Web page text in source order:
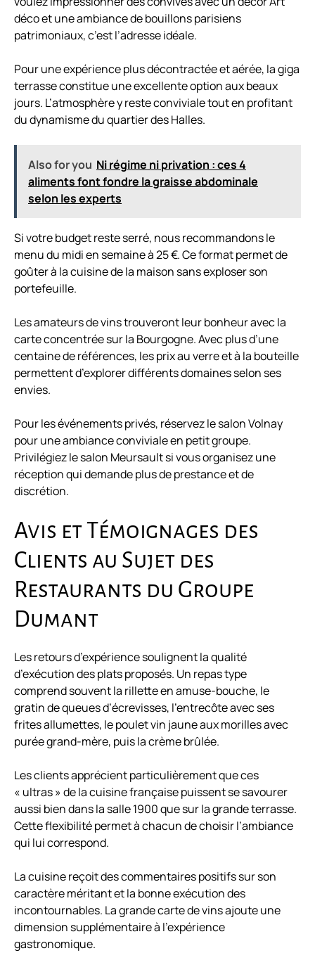
déco et une ambiance debouillons parisiens
patrimoniaux, c’est l’adresse idéale.
Pour une expérience plus décontractée et aérée, la giga
terrasse constitue une excellente option aux beaux
jours. L’atmosphère y reste conviviale tout en profitant
du dynamisme du quartier des Halles.
Also for you Ni régime ni privation : ces 4
aliments font fondre la graisse abdominale
selon les experts
Si votre budget reste serré, nous recommandons le
menu du midi en semaine à 25 €. Ce format permet de
goûter à la cuisine de la maison sans exploser son
portefeuille.
Les amateurs de vins trouveront leur bonheur avec la
carte concentrée sur la Bourgogne. Avec plus d’une
centaine de références, les prix au verre et à la bouteille
permettent d’explorer différents domaines selon ses
envies.
Pour les événements privés, réservez le salon Volnay
pour une ambiance conviviale en petit groupe.
Privilégiez le salon Meursault si vous organisez une
réception qui demande plus de prestance et de
discrétion.
Avis et Témoignages des
Clients au Sujet des
Restaurants du Groupe
Dumant
Les retours d’expérience soulignent la qualité
d’exécution des plats proposés. Un repas type
comprend souvent la rillette en amuse-bouche, le
gratin de queues d’écrevisses, l’entrecôte avec ses
frites allumettes, le poulet vin jaune aux morilles avec
purée grand-mère, puis la crème brûlée.
Les clients apprécient particulièrement que ces
« ultras » de la cuisine française puissent se savourer
aussi bien dans la salle 1900 que sur la grande terrasse.
Cette flexibilité permet à chacun de choisir l’ambiance
qui lui correspond.
La cuisine reçoit des commentaires positifs sur son
caractère méritant et la bonne exécution des
incontournables. La grande carte de vins ajoute une
dimension supplémentaire à l’expérience
gastronomique.